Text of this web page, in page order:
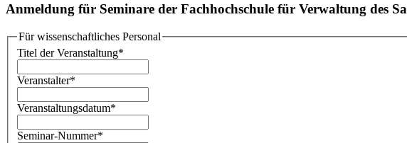
Anmeldung für Seminare der Fachhochschule für Verwaltung des
Für wissenschaftliches Personal
Titel der Veranstaltung*
Veranstalter*
Veranstaltungsdatum*
Seminar-Nummer*